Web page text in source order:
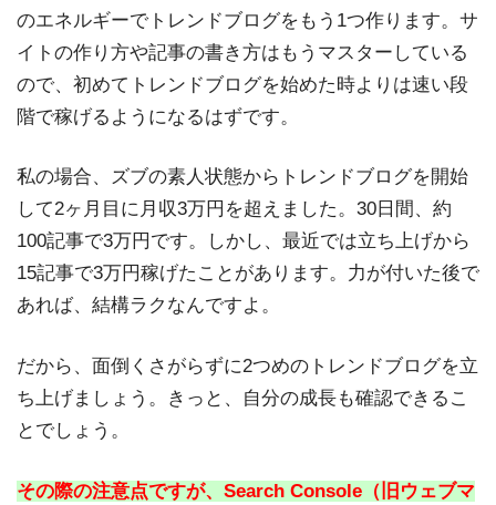
のエネルギーでトレンドブログをもう1つ作ります。サ
イトの作り方や記事の書き方はもうマスターしている
ので、初めてトレンドブログを始めた時よりは速い段
階で稼げるようになるはずです。
私の場合、ズブの素人状態からトレンドブログを開始
して2ヶ月目に月収3万円を超えました。30日間、約
100記事で3万円です。しかし、最近では立ち上げから
15記事で3万円稼げたことがあります。力が付いた後で
あれば、結構ラクなんですよ。
だから、面倒くさがらずに2つめのトレンドブログを立
ち上げましょう。きっと、自分の成長も確認できるこ
とでしょう。
その際の注意点ですが、Search Console（旧ウェブマ